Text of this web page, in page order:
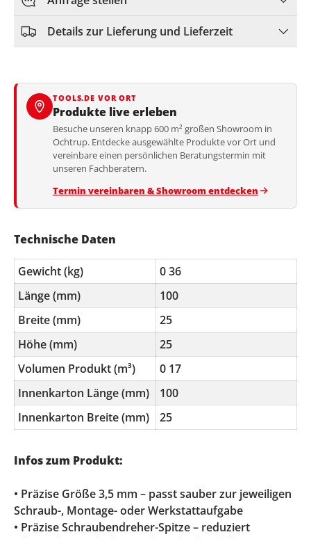
Details zur Lieferung und Lieferzeit
TOOLS.DE VOR ORT
Produkte live erleben
Besuche unseren knapp 600 m² großen Showroom in
Ochtrup. Entdecke ausgewählte Produkte vor Ort und
vereinbare einen persönlichen Beratungstermin mit
unseren Fachberatern.
Termin vereinbaren & Showroom entdecken
Technische Daten
Gewicht (kg)
0 36
Länge (mm)
100
Breite (mm)
25
Höhe (mm)
25
Volumen Produkt (m³)
0 17
Innenkarton Länge (mm)
100
Innenkarton Breite (mm)
25
Infos zum Produkt:
• Präzise Größe 3,5 mm – passt sauber zur jeweiligen
Schraub-, Montage- oder Werkstattaufgabe
• Präzise Schraubendreher-Spitze – reduziert